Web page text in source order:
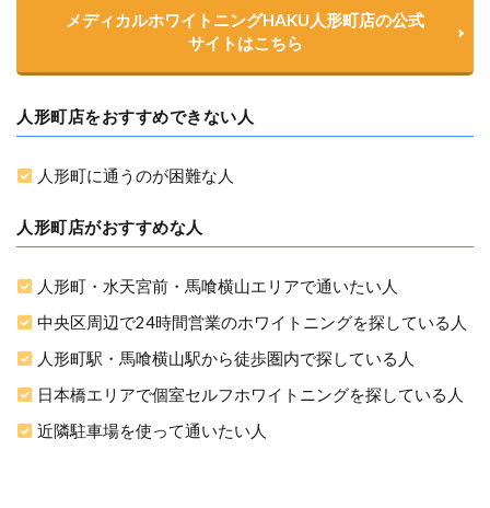
メディカルホワイトニングHAKU人形町店の公式
サイトはこちら
人形町店をおすすめできない人
人形町に通うのが困難な人
人形町店がおすすめな人
人形町・水天宮前・馬喰横山エリアで通いたい人
中央区周辺で24時間営業のホワイトニングを探している人
人形町駅・馬喰横山駅から徒歩圏内で探している人
日本橋エリアで個室セルフホワイトニングを探している人
近隣駐車場を使って通いたい人